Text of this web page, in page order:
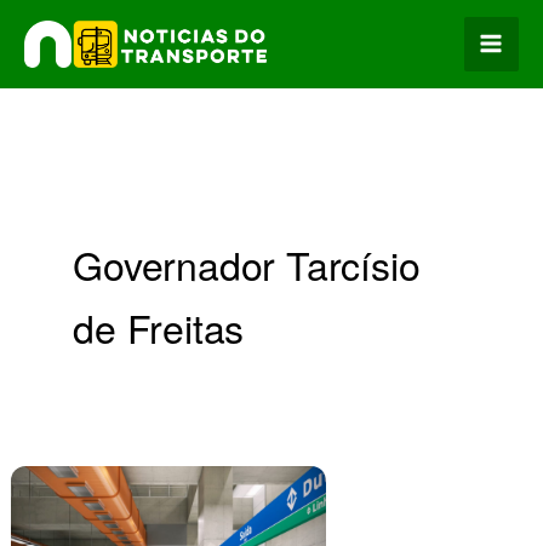
para
o
Governador Tarcísio
de Freitas